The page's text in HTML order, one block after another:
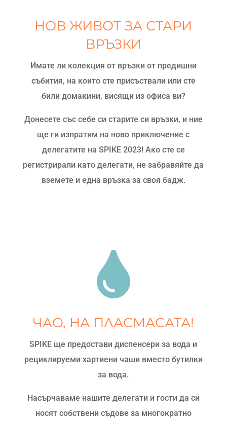
НОВ ЖИВОТ ЗА СТАРИ
ВРЪЗКИ
Имате ли колекция от връзки от предишни
събития, на които сте присъствали или сте
били домакини, висящи из офиса ви?
Донесете със себе си старите си връзки, и ние
ще ги изпратим на ново приключение с
делегатите на SPIKE 2023! Ако сте се
регистрирали като делегати, не забравяйте да
вземете и една връзка за своя бадж.

ЧАО, НА ПЛАСМАСАТА!
SPIKE ще предостави диспенсери за вода и
рециклируеми хартиени чаши вместо бутилки
за вода.
Насърчаваме нашите делегати и гости да си
носят собствени съдове за многократно